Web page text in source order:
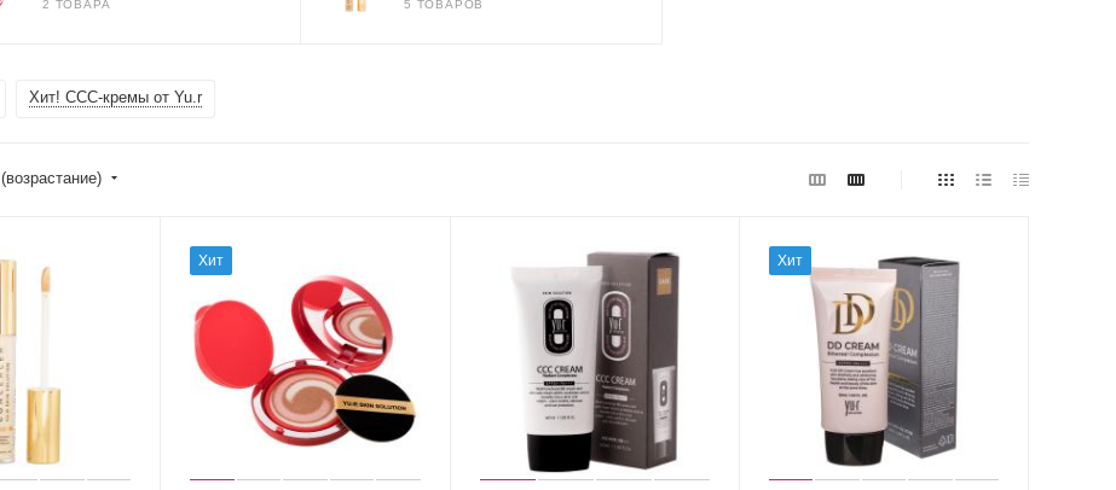
2 ТОВАРА 5 ТОВАРОВ
Хит! ССС-кремы от Yu.r
Хит Хит